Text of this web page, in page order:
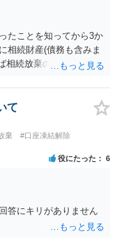
たことを知ってから3か
相続財産(債務も含みま
相続放棄の申述が認め
したい旨告げて必要な
なお、お父様の債務が
すと、相続放棄の申述
て弁護士に相談するこ
載いただいた事実関係
放棄をされている可能
て
棄
#口座凍結解除
役にたった 6
答にキリがありません